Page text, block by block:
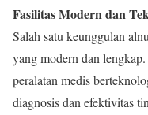
Fasilitas Modern dan
Salah satu keunggulan
yang modern dan
peralatan medis
diagnosis dan efektivitas